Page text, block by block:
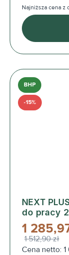
Najniższa cena z
NEXT
do pracy
BHP
-15%
1
1 512,90 zł
Cena netto: 1